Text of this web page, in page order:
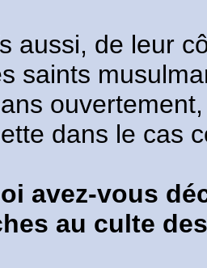
aussi, de leur
saints
dans le cas
avez-vous
au culte